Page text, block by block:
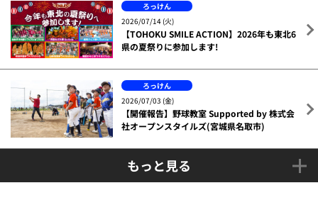
ろっけん
2026/07/14 (火)
【TOHOKU SMILE ACTION】2026年も東北6
県の夏祭りに参加します!
ろっけん
2026/07/03 (金)
【開催報告】野球教室 Supported by 株式会
社オープンスタイルズ(宮城県名取市)
もっと見る